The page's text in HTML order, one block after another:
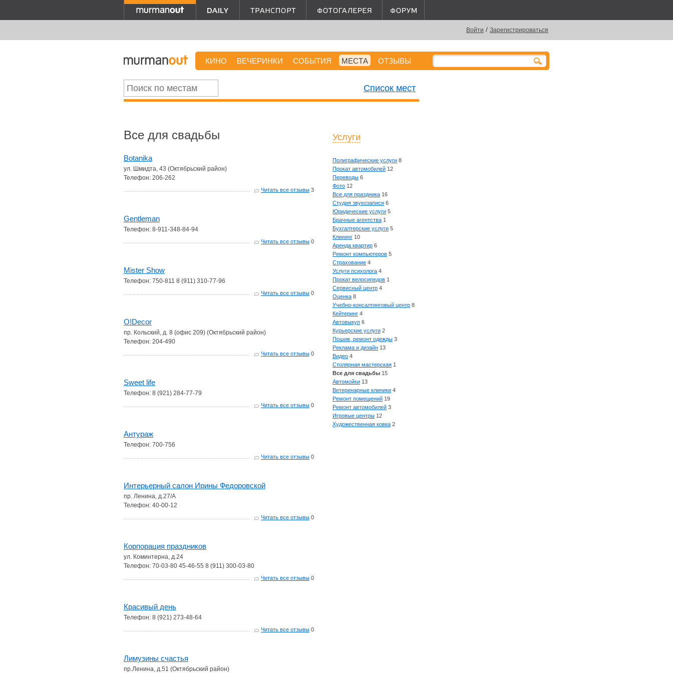
Войти / Зарегистрироваться
КИНО ВЕЧЕРИНКИ СОБЫТИЯ МЕСТА ОТЗЫВЫ
Список мест
Услуги
Полиграфические услуги 8
Прокат автомобилей 12
Переводы 6
Фото 12
Все для праздника 16
Студия звукозаписи 6
Юридические услуги 5
Брачные агентства 1
Бухгалтерские услуги 5
Клининг 10
Аренда квартир 6
Ремонт компьютеров 5
Страхование 4
Услуги психолога 4
Прокат велосипедов 1
Сервисный центр 4
Оценка 8
Учебно-консалтинговый центр 8
Кейтеринг 4
Автовыкуп 6
Курьерские услуги 2
Пошив, ремонт одежды 3
Реклама и дизайн 13
Видео 4
Столярная мастерская 1
Все для свадьбы 15
Автомойки 13
Ветеринарные клиники 4
Ремонт помещений 19
Ремонт автомобилей 3
Игровые центры 12
Художественная ковка 2
Все для свадьбы
Botanika
ул. Шмидта, 43 (Октябрьский район)
Телефон: 206-262
Читать все отзывы 3
Gentleman
Телефон: 8-911-348-84-94
Читать все отзывы 0
Mister Show
Телефон: 750-811 8 (911) 310-77-96
Читать все отзывы 0
O!Decor
пр. Кольский, д. 8 (офис 209) (Октябрьский район)
Телефон: 204-490
Читать все отзывы 0
Sweet life
Телефон: 8 (921) 284-77-79
Читать все отзывы 0
Антураж
Телефон: 700-756
Читать все отзывы 0
Интерьерный салон Ирины Федоровской
пр. Ленина, д.27/А
Телефон: 40-00-12
Читать все отзывы 0
Корпорация праздников
ул. Коминтерна, д.24
Телефон: 70-03-80 45-46-55 8 (911) 300-03-80
Читать все отзывы 0
Красивый день
Телефон: 8 (921) 273-48-64
Читать все отзывы 0
Лимузины счастья
пр.Ленина, д.51 (Октябрьский район)